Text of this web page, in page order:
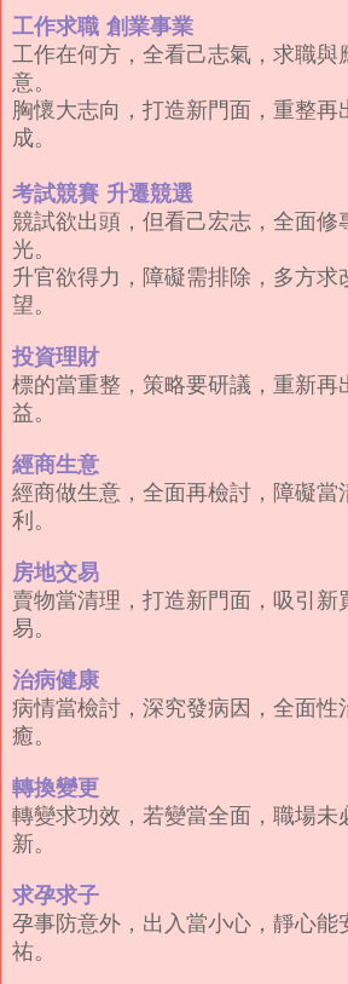
工作求職 創業事業
工作在何方，全看己志氣，求職與
意。
胸懷大志向，打造新門面，重整再
成。
考試競賽 升遷競選
競試欲出頭，但看己宏志，全面修
光。
升官欲得力，障礙需排除，多方求
望。
投資理財
標的當重整，策略要研議，重新再
益。
經商生意
經商做生意，全面再檢討，障礙當
利。
房地交易
賣物當清理，打造新門面，吸引新
易。
治病健康
病情當檢討，深究發病因，全面性
癒。
轉換變更
轉變求功效，若變當全面，職場未
新。
求孕求子
孕事防意外，出入當小心，靜心能
祐。